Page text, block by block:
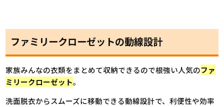
ファミリークローゼットの動線設計
家族みんなの衣類をまとめて収納できるので根強い人気のファ
ミリークローゼット。
洗面脱衣からスムーズに移動できる動線設計で、利便性や効率